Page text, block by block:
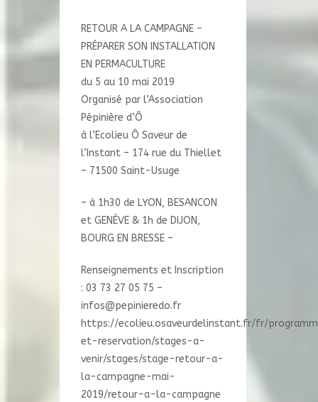
RETOUR A LA CAMPAGNE –
PRÉPARER SON INSTALLATION
EN PERMACULTURE
du 5 au 10 mai 2019
Organisé par l’Association
Pépinière d’Ô
à l’Ecolieu Ô Saveur de
l’Instant – 174 rue du Thiellet
– 71500 Saint-Usuge
– à 1h30 de LYON, BESANCON
et GENÈVE & 1h de DIJON,
BOURG EN BRESSE –
Renseignements et Inscription
: 03 73 27 05 75 –
infos@pepinieredo.fr
https://ecolieu.osaveurdelinstant.fr/fr/
et-reservation/stages-a-
venir/stages/stage-retour-a-
la-campagne-mai-
2019/retour-a-la-campagne